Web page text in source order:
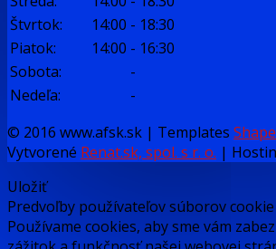
Štvrtok:
14:00 - 18:30
Piatok:
14:00 - 16:30
Sobota:
-
Nedeľa:
-
© 2016 www.afsk.sk | Templates
Vytvorené Renat.sk, spol. s r. o. |
Uložiť
Predvoľby používateľov súborov cookie
Používame cookies, aby sme vám